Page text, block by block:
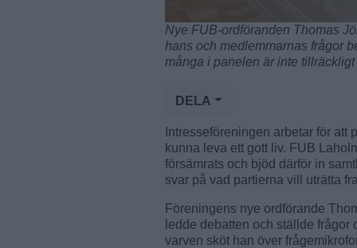
Nye FUB-ordföranden Thomas
hans och medlemmarnas frågor
många i panelen är inte
DELA
Intresseföreningen arbetar för
kunna leva ett gott liv. FUB
försämrats och bjöd därför in
svar på vad partierna vill uträtta
Föreningens nye ordförande
ledde debatten och ställde
varven sköt han över